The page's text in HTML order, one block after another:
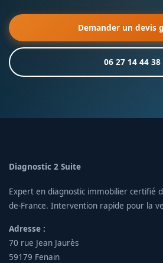
Demander un devis
06 27 14 44 38
Diagnostic 2 Suite
Expert en diagnostic immobilier certifié
de-France. Intervention rapide pour la
Adresse :
70 rue Jean Jaurès
59179 Fenain